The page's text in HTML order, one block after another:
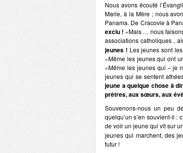
Nous avons écouté
Marie, à la Mère ; nous
Panama. De Cracovie à
exclu ! «Mais … nous
associations catholiques ,
jeunes ! Les jeunes sont
«Même les jeunes qui ont
«Même les jeunes qui – je
jeunes qui se sentent
jeune a quelque chose à
prêtres, aux sœurs, aux
Souvenons-nous un peu
quelqu’un s’en souvient-il :
de voir un jeune qui vit sur
jeunes qui marchent, des
futur !